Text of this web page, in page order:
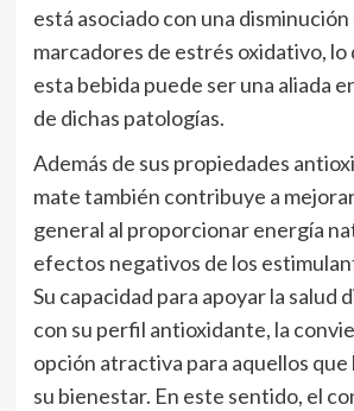
está asociado con una disminución
marcadores de estrés oxidativo, lo
esta bebida puede ser una aliada
de dichas patologías.
Además de sus propiedades
mate también contribuye a
general al proporcionar energía
efectos negativos de los
Su capacidad para apoyar la salud
con su perfil antioxidante, la
opción atractiva para aquellos
su bienestar. En este sentido, el